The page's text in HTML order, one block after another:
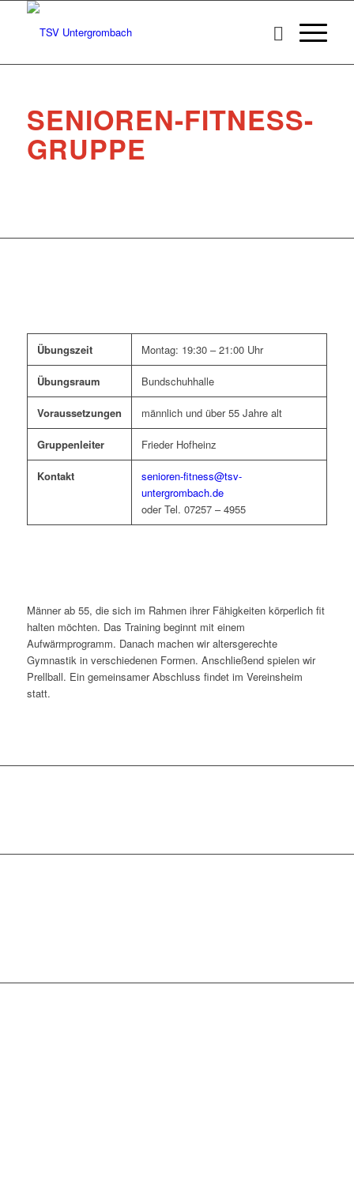
SENIOREN-FITNESS-
GRUPPE
Übungszeit Montag: 19:30 – 21:00 Uhr
Übungsraum Bundschuhhalle
Voraussetzungen männlich und über 55 Jahre alt
Gruppenleiter Frieder Hofheinz
Kontakt
senioren-fitness@tsv-
untergrombach.de
oder Tel. 07257 – 4955
Männer ab 55, die sich im Rahmen ihrer Fähigkeiten körperlich fit
halten möchten. Das Training beginnt mit einem
Aufwärmprogramm. Danach machen wir altersgerechte
Gymnastik in verschiedenen Formen. Anschließend spielen wir
Prellball. Ein gemeinsamer Abschluss findet im Vereinsheim
statt.